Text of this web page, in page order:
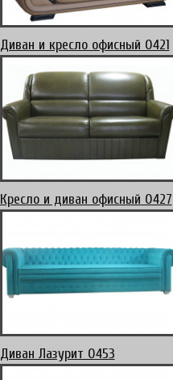
Диван и кресло офисный 0421
Кресло и диван офисный 0427
Диван Лазурит 0453